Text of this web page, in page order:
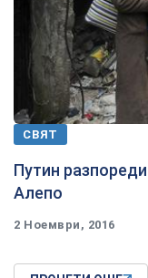
СВЯТ
Путин
Алепо
2 Ноември, 2016